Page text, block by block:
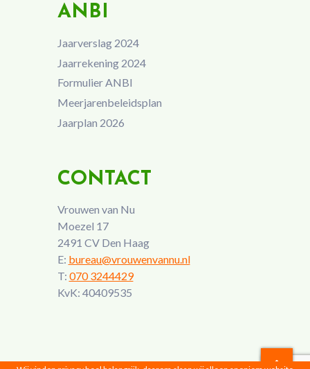
ANBI
Jaarverslag 2024
Jaarrekening 2024
Formulier ANBI
Meerjarenbeleidsplan
Jaarplan 2026
CONTACT
Vrouwen van Nu
Moezel 17
2491 CV Den Haag
E: bureau@vrouwenvannu.nl
T: 070 3244429
KvK: 40409535